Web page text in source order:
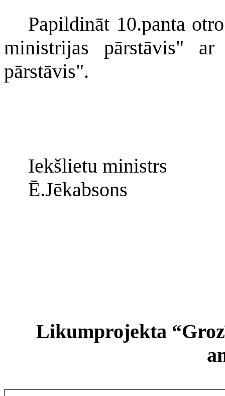
Papildināt 10.panta
ministrijas pārstāvis"
pārstāvis".
Iekšlietu ministrs
Ē.Jēkabsons
Likumprojekta